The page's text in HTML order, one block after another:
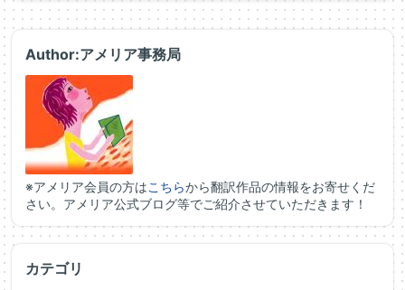
Author:アメリア事務局
※アメリア会員の方はこちらから翻訳作品の情報をお寄せくだ
さい。アメリア公式ブログ等でご紹介させていただきます！
カテゴリ